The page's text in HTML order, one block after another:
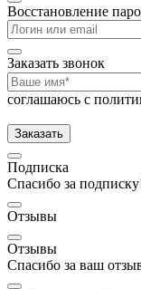
Восстановление
Заказать звонок
соглашаюсь с
Заказать
Подписка
Спасибо за
Отзывы
Отзывы
Спасибо за ваш